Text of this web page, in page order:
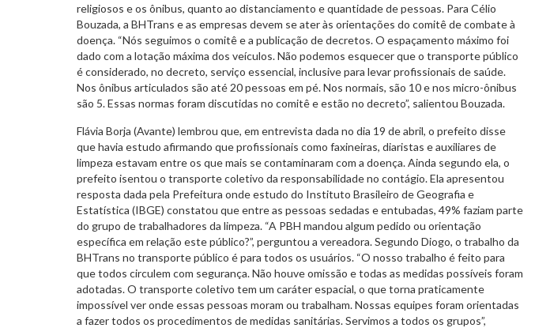
religiosos e os ônibus, quanto ao distanciamento e quantidade de pessoas. Para Célio
Bouzada, a BHTrans e as empresas devem se ater às orientações do comitê de combate à
doença. “Nós seguimos o comitê e a publicação de decretos. O espaçamento máximo foi
dado com a lotação máxima dos veículos. Não podemos esquecer que o transporte público
é considerado, no decreto, serviço essencial, inclusive para levar profissionais de saúde.
Nos ônibus articulados são até 20 pessoas em pé. Nos normais, são 10 e nos micro-ônibus
são 5. Essas normas foram discutidas no comitê e estão no decreto”, salientou Bouzada.
Flávia Borja (Avante) lembrou que, em entrevista dada no dia 19 de abril, o prefeito disse
que havia estudo afirmando que profissionais como faxineiras, diaristas e auxiliares de
limpeza estavam entre os que mais se contaminaram com a doença. Ainda segundo ela, o
prefeito isentou o transporte coletivo da responsabilidade no contágio. Ela apresentou
resposta dada pela Prefeitura onde estudo do Instituto Brasileiro de Geografia e
Estatística (IBGE) constatou que entre as pessoas sedadas e entubadas, 49% faziam parte
do grupo de trabalhadores da limpeza. “A PBH mandou algum pedido ou orientação
específica em relação este público?”, perguntou a vereadora. Segundo Diogo, o trabalho da
BHTrans no transporte público é para todos os usuários. “O nosso trabalho é feito para
que todos circulem com segurança. Não houve omissão e todas as medidas possíveis foram
adotadas. O transporte coletivo tem um caráter espacial, o que torna praticamente
impossível ver onde essas pessoas moram ou trabalham. Nossas equipes foram orientadas
a fazer todos os procedimentos de medidas sanitárias. Servimos a todos os grupos”,